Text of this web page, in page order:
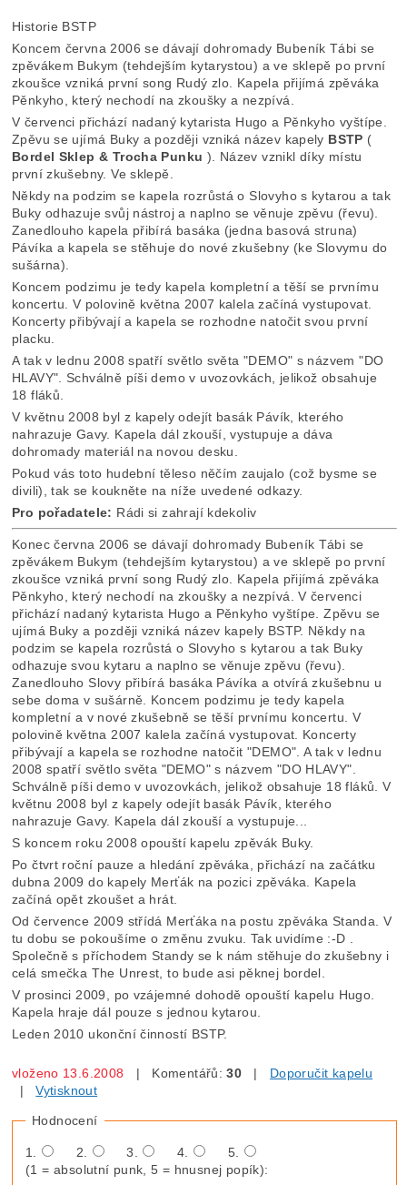
Historie BSTP
Koncem června 2006 se dávají dohromady Bubeník Tábi se
zpěvákem Bukym (tehdejším kytarystou) a ve sklepě po první
zkoušce vzniká první song Rudý zlo. Kapela přijímá zpěváka
Pěnkyho, který nechodí na zkoušky a nezpívá.
V červenci přichází nadaný kytarista Hugo a Pěnkyho vyštípe.
Zpěvu se ujímá Buky a později vzniká název kapely BSTP (
Bordel Sklep & Trocha Punku ). Název vznikl díky místu
první zkušebny. Ve sklepě.
Někdy na podzim se kapela rozrůstá o Slovyho s kytarou a tak
Buky odhazuje svůj nástroj a naplno se věnuje zpěvu (řevu).
Zanedlouho kapela přibírá basáka (jedna basová struna)
Pávíka a kapela se stěhuje do nové zkušebny (ke Slovymu do
sušárna).
Koncem podzimu je tedy kapela kompletní a těší se prvnímu
koncertu. V polovině května 2007 kalela začíná vystupovat.
Koncerty přibývají a kapela se rozhodne natočit svou první
placku.
A tak v lednu 2008 spatří světlo světa "DEMO" s názvem "DO
HLAVY". Schválně píši demo v uvozovkách, jelikož obsahuje
18 fláků.
V květnu 2008 byl z kapely odejít basák Pávík, kterého
nahrazuje Gavy. Kapela dál zkouší, vystupuje a dáva
dohromady materiál na novou desku.
Pokud vás toto hudební těleso něčím zaujalo (což bysme se
divili), tak se koukněte na níže uvedené odkazy.
Pro pořadatele: Rádi si zahrají kdekoliv
Konec června 2006 se dávají dohromady Bubeník Tábi se
zpěvákem Bukym (tehdejším kytarystou) a ve sklepě po první
zkoušce vzniká první song Rudý zlo. Kapela přijímá zpěváka
Pěnkyho, který nechodí na zkoušky a nezpívá. V červenci
přichází nadaný kytarista Hugo a Pěnkyho vyštípe. Zpěvu se
ujímá Buky a později vzniká název kapely BSTP. Někdy na
podzim se kapela rozrůstá o Slovyho s kytarou a tak Buky
odhazuje svou kytaru a naplno se věnuje zpěvu (řevu).
Zanedlouho Slovy přibírá basáka Pávíka a otvírá zkušebnu u
sebe doma v sušárně. Koncem podzimu je tedy kapela
kompletní a v nové zkušebně se těší prvnímu koncertu. V
polovině května 2007 kalela začíná vystupovat. Koncerty
přibývají a kapela se rozhodne natočit "DEMO". A tak v lednu
2008 spatří světlo světa "DEMO" s názvem "DO HLAVY".
Schválně píši demo v uvozovkách, jelikož obsahuje 18 fláků. V
květnu 2008 byl z kapely odejít basák Pávík, kterého
nahrazuje Gavy. Kapela dál zkouší a vystupuje...
S koncem roku 2008 opouští kapelu zpěvák Buky.
Po čtvrt roční pauze a hledání zpěváka, přichází na začátku
dubna 2009 do kapely Merťák na pozici zpěváka. Kapela
začíná opět zkoušet a hrát.
Od července 2009 střídá Merťáka na postu zpěváka Standa. V
tu dobu se pokoušíme o změnu zvuku. Tak uvidíme :-D .
Společně s příchodem Standy se k nám stěhuje do zkušebny i
celá smečka The Unrest, to bude asi pěknej bordel.
V prosinci 2009, po vzájemné dohodě opouští kapelu Hugo.
Kapela hraje dál pouze s jednou kytarou.
Leden 2010 ukonční činností BSTP.
vloženo 13.6.2008 | Komentářů:30 | Doporučit kapelu
|Vytisknout
Hodnocení
1. 2. 3. 4.
5.
(1 = absolutní punk, 5 = hnusnej popík):